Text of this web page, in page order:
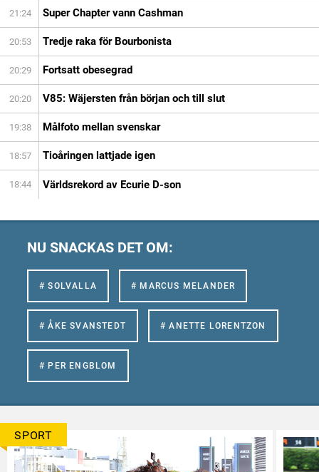
21:24 Super Chapter vann Cashman
20:53 Tredje raka för Bourbonista
20:29 Fortsatt obesegrad
20:20 V85: Wäjersten från början och till slut
19:38 Målfoto mellan svenskar
18:57 Tioåringen lattjade igen
18:44 Världsrekord av Ecurie D-son
NU SNACKAS DET OM:
# SOLVALLA # MARCUS MELANDER
# ÅKE SVANSTEDT # ANETTE LORENTZON
# PER ENGBLOM
SPORT